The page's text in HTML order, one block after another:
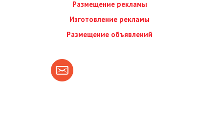
Размещение рекламы
Изготовление рекламы
Размещение объявлений